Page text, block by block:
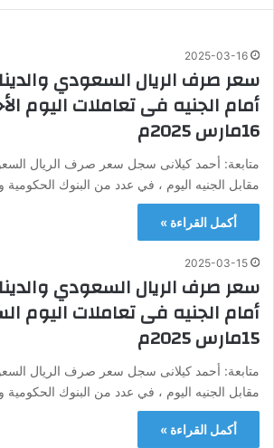
2025-03-16
سعر صرف الريال السعودي
أمام الجنيه فى تعاملات اليوم
16مارس 2025م
متابعة: أحمد كيلانى سجل سعر صرف الريال
مقابل الجنيه اليوم ، في عدد من البنوك
أكمل القراءة »
2025-03-15
سعر صرف الريال السعودي
أمام الجنيه فى تعاملات اليوم
15مارس 2025م
متابعة: أحمد كيلانى سجل سعر صرف الريال
مقابل الجنيه اليوم ، في عدد من البنوك
أكمل القراءة »